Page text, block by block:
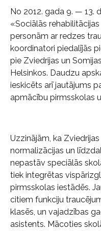
No 2012. gada 9. — 13.
«Sociālās
personām ar redzes
koordinatori piedalījās
pie Zviedrijas un
Helsinkos. Daudzu
ieskicēts arī jautājums
apmācību pirmsskolas
Uzzinājām, ka
normalizācijas un
nepastāv speciālās
tiek integrētas
pirmsskolas iestādēs.
citiem funkciju
klasēs, un vajadzības
asistents. Mācoties